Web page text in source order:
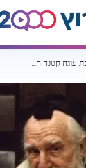
חתיכת עוגה קטנה חשפה אהבת תורה שהובילה לגדלות עצומה